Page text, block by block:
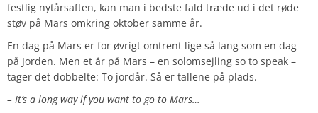
festlig nytårsaften, kan man i bedste fald træde ud i det røde
støv på Mars omkring oktober samme år.
En dag på Mars er for øvrigt omtrent lige så lang som en dag
på Jorden. Men et år på Mars – en solomsejling so to speak –
tager det dobbelte: To jordår. Så er tallene på plads.
– It’s a long way if you want to go to Mars…